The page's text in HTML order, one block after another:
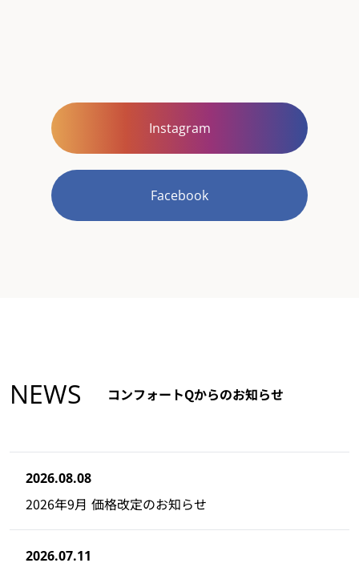
Instagram
Facebook
NEWS コンフォートQからのお知らせ
2026.08.08
2026年9月 価格改定のお知らせ
2026.07.11